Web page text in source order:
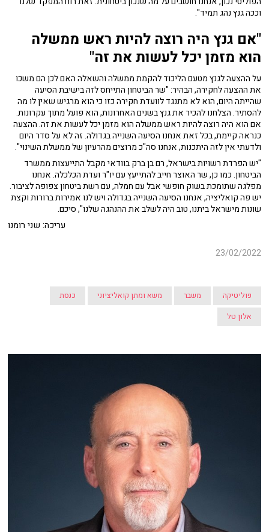
וככה גנץ נהג תמיד".
"אם גנץ היה רוצה להיות ראש ממשלה
הוא מזמן יכל לעשות את זה"
על ההצעה לגנץ מטעם הליכוד להקמת ממשלה והשאלה האם לכן הם משכו
את ההצעה לחקירה, הבהיר: "שר הביטחון התייחס לזה בישיבת הסיעה
שהייתה היום, הוא לא מתנגד לוועדת חקירה כזו כי הוא מרגיש שאין לו מה
להסתיר. הצלחנו להכיר את גנץ בשנים האחרונות, הוא פועל מתוך עקרונות.
אם הוא היה רוצה להיות ראש ממשלה הוא מזמן יכל לעשות את זה. ההצעה
כנראה קיימת, בכל זאת אנחנו הסיעה השנייה בגדולה. זה לא על סדר היום
ולדעתי אין לזה היתכנות, אנחנו סה"כ מרוצים מהרעיון של ממשלת השינוי".
"יש הפרדת רשויות בישראל, רם בן ברק בוודאי מקבל התייעצות ממשרד
הביטחון. כמו כן, שר האוצר חייב להתייעץ עם יו"ר ועדת הכלכלה. אנחנו
מפלגה שתומכת בשוק חופשי אבל עם חמלה, עם רשת ביטחון צפופה לציבור.
יש פה קואליציה, אנחנו הסיעה השנייה בגדולה ויש לנו אמירות ברורות וקצת
שונות מישראל ביתנו, טוב היה לשלב את ההנהגה שלנו", סיכם.
עריכה: שני רומנו
23/02/2022
פוליטיקה משבר משא ומתן קואליציוני
כנסת
אלון טל